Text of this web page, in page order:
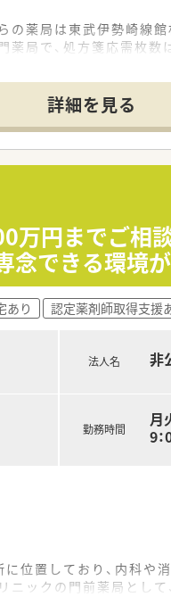
薬局は東武伊勢崎線
局で、処方箋応需枚数
業が母体であり、楽器
多角的な事業展開で
着のノウハウを活か
を経験できるため、自
業務に携わることで
であるため、安定した
裁量を発揮し、店舗運
応するため、多岐にわ
体であるため、安定
詳細を見る
万円までご
念できる環境
あり 認定薬剤師取得支援
法人名 非
勤務時間
月
9
位置しており、内科や
ックの門前薬局として